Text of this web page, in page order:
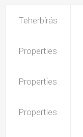
Teherbírás
Properties
Properties
Properties